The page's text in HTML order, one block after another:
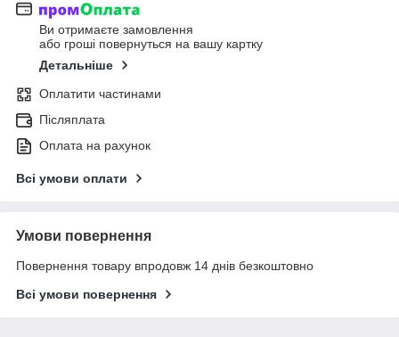
Ви отримаєте замовлення
або гроші повернуться на вашу картку
Детальніше
Оплатити частинами
Післяплата
Оплата на рахунок
Всі умови оплати
Умови повернення
Повернення товару впродовж 14 днів безкоштовно
Всі умови повернення